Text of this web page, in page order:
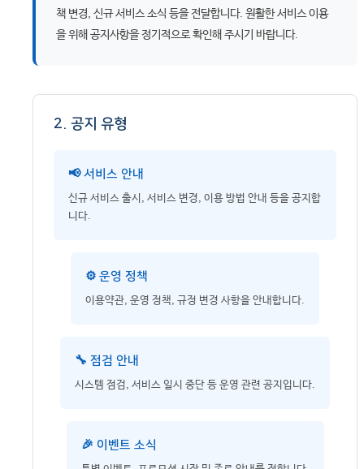
책 변경, 신규 서비스 소식 등을 전달합니다. 원활한 서비스 이용
을 위해 공지사항을 정기적으로 확인해 주시기 바랍니다.
2. 공지 유형
📢 서비스 안내
신규 서비스 출시, 서비스 변경, 이용 방법 안내 등을 공지합
니다.
⚙️ 운영 정책
이용약관, 운영 정책, 규정 변경 사항을 안내합니다.
🔧 점검 안내
시스템 점검, 서비스 일시 중단 등 운영 관련 공지입니다.
🎉 이벤트 소식